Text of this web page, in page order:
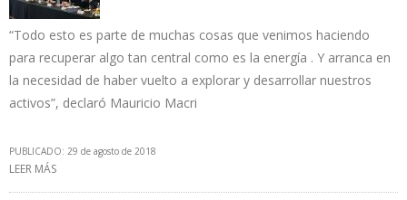
“Todo esto es parte de muchas cosas que venimos haciendo
para recuperar algo tan central como es la energía . Y arranca en
la necesidad de haber vuelto a explorar y desarrollar nuestros
activos”, declaró Mauricio Macri
PUBLICADO: 29 de agosto de 2018
LEER MÁS